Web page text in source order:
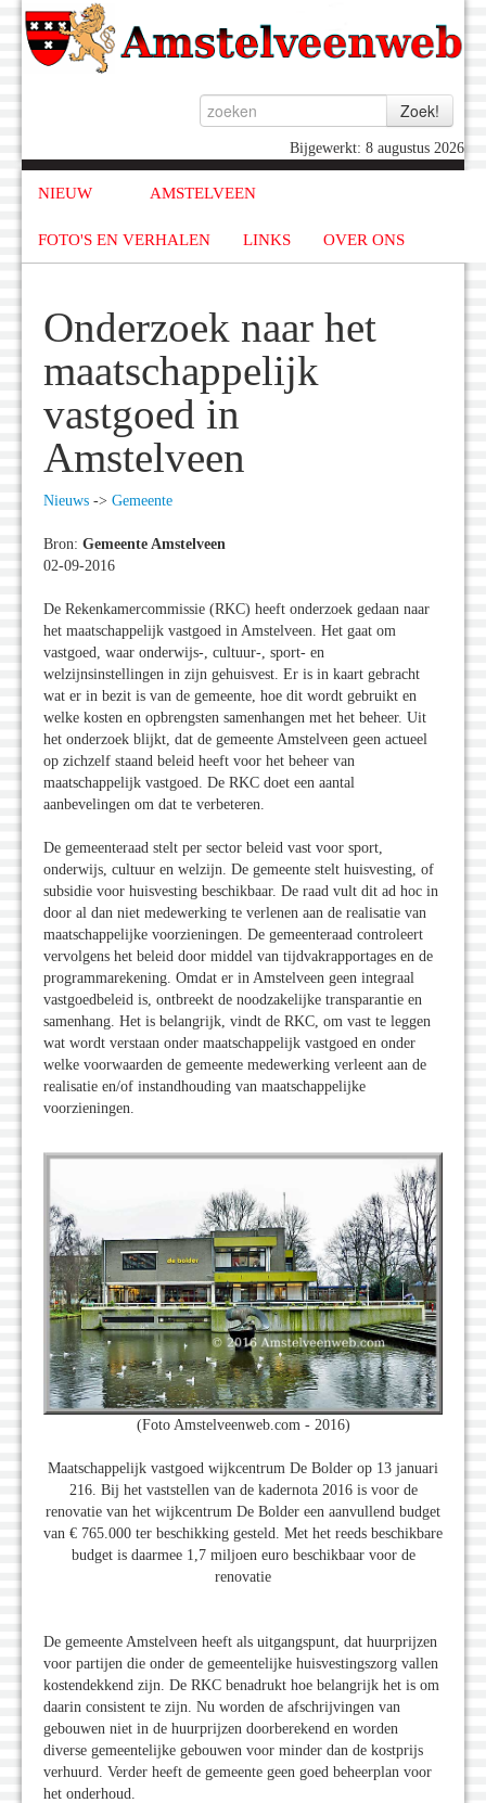
Bijgewerkt: 8 augustus 2026
NIEUW AMSTELVEEN
FOTO'S EN VERHALEN LINKS OVER ONS
Onderzoek naar het
maatschappelijk
vastgoed in
Amstelveen
Nieuws -> Gemeente
Bron: Gemeente Amstelveen
02-09-2016
De Rekenkamercommissie (RKC) heeft onderzoek gedaan naar
het maatschappelijk vastgoed in Amstelveen. Het gaat om
vastgoed, waar onderwijs-, cultuur-, sport- en
welzijnsinstellingen in zijn gehuisvest. Er is in kaart gebracht
wat er in bezit is van de gemeente, hoe dit wordt gebruikt en
welke kosten en opbrengsten samenhangen met het beheer. Uit
het onderzoek blijkt, dat de gemeente Amstelveen geen actueel
op zichzelf staand beleid heeft voor het beheer van
maatschappelijk vastgoed. De RKC doet een aantal
aanbevelingen om dat te verbeteren.
De gemeenteraad stelt per sector beleid vast voor sport,
onderwijs, cultuur en welzijn. De gemeente stelt huisvesting, of
subsidie voor huisvesting beschikbaar. De raad vult dit ad hoc in
door al dan niet medewerking te verlenen aan de realisatie van
maatschappelijke voorzieningen. De gemeenteraad controleert
vervolgens het beleid door middel van tijdvakrapportages en de
programmarekening. Omdat er in Amstelveen geen integraal
vastgoedbeleid is, ontbreekt de noodzakelijke transparantie en
samenhang. Het is belangrijk, vindt de RKC, om vast te leggen
wat wordt verstaan onder maatschappelijk vastgoed en onder
welke voorwaarden de gemeente medewerking verleent aan de
realisatie en/of instandhouding van maatschappelijke
voorzieningen.
(Foto Amstelveenweb.com - 2016)
Maatschappelijk vastgoed wijkcentrum De Bolder op 13 januari
216. Bij het vaststellen van de kadernota 2016 is voor de
renovatie van het wijkcentrum De Bolder een aanvullend budget
van € 765.000 ter beschikking gesteld. Met het reeds beschikbare
budget is daarmee 1,7 miljoen euro beschikbaar voor de
renovatie
De gemeente Amstelveen heeft als uitgangspunt, dat huurprijzen
voor partijen die onder de gemeentelijke huisvestingszorg vallen
kostendekkend zijn. De RKC benadrukt hoe belangrijk het is om
daarin consistent te zijn. Nu worden de afschrijvingen van
gebouwen niet in de huurprijzen doorberekend en worden
diverse gemeentelijke gebouwen voor minder dan de kostprijs
verhuurd. Verder heeft de gemeente geen goed beheerplan voor
het onderhoud.